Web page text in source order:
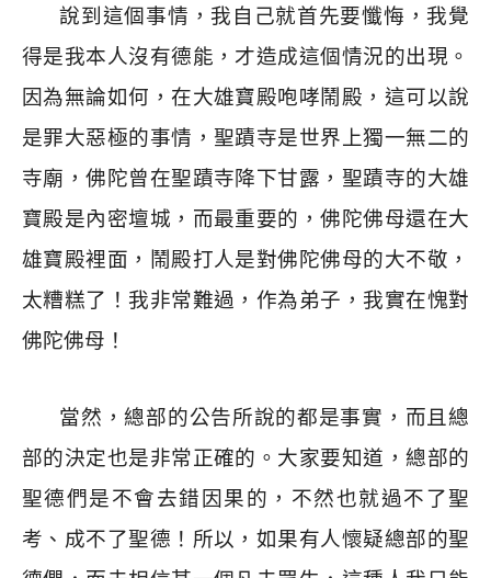
說到這個事情，我自己就首先要懺悔，我覺
得是我本人沒有德能，才造成這個情況的出現。
因為無論如何，在大雄寶殿咆哮鬧殿，這可以說
是罪大惡極的事情，聖蹟寺是世界上獨一無二的
寺廟，佛陀曾在聖蹟寺降下甘露，聖蹟寺的大雄
寶殿是內密壇城，而最重要的，佛陀佛母還在大
雄寶殿裡面，鬧殿打人是對佛陀佛母的大不敬，
太糟糕了！我非常難過，作為弟子，我實在愧對
佛陀佛母！
當然，總部的公告所說的都是事實，而且總
部的決定也是非常正確的。大家要知道，總部的
聖德們是不會去錯因果的，不然也就過不了聖
考、成不了聖德！所以，如果有人懷疑總部的聖